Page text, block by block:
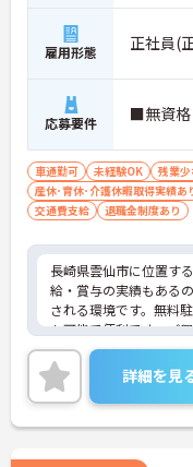
雇用形態 正社員(
応募要件 ■無資格
車通勤可 未経験OK 残業少
産休･育休･介護休暇取得実績あ
交通費支給
退職金制度あり
長崎県雲仙市に位置す
給・賞与の実績もある
される環境です。無料
も可能で便利です。ご
お問い合わせください。
詳細を見